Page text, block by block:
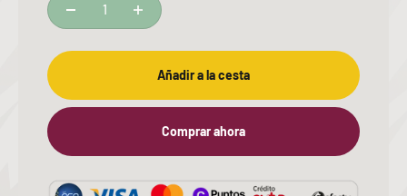
Añadir a la cesta
Comprar ahora